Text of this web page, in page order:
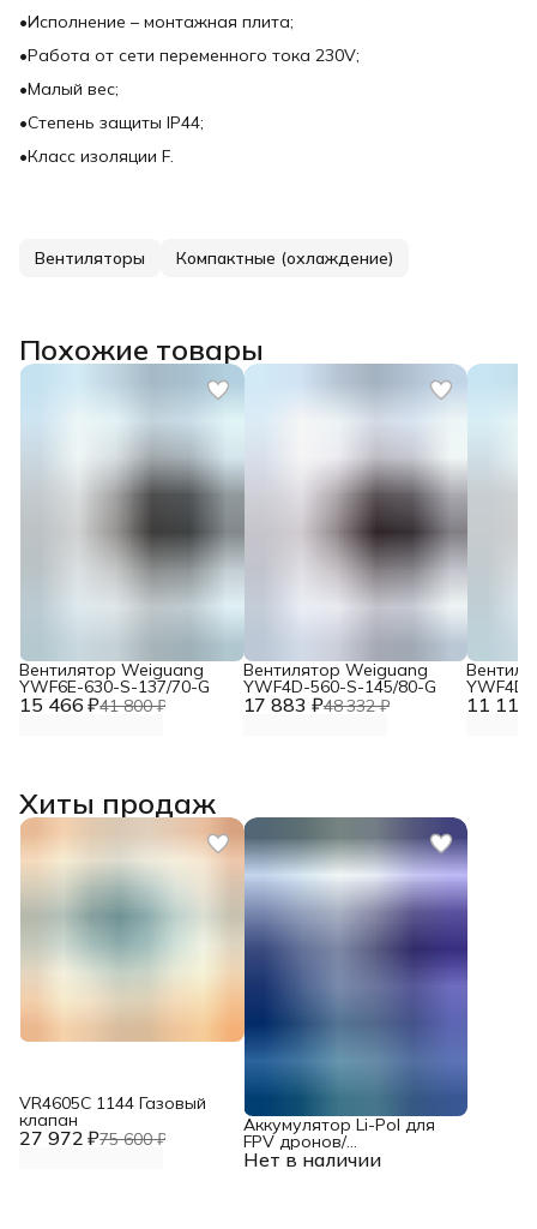
•Исполнение – монтажная плита;
•Работа от сети переменного тока 230V;
•Малый вес;
•Степень защиты IP44;
•Класс изоляции F.
Вентиляторы Компактные (охлаждение)
Похожие товары
15 466 ₽41 800 ₽
Вентилятор Weiguang
YWF6E-630-S-137/70-G
17 883 ₽48 332 ₽
Вентилятор Weiguang
YWF4D-560-S-145/80-G
11 117
Хиты продаж
27 972 ₽75 600 ₽
VR4605С 1144 Газовый
клапан
Нет в наличии
Аккумулятор Li-Pol для
FPV дронов/
квадрокоптеров 23,1 В,